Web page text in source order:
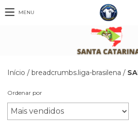
MENU
Início / breadcrumbs.liga-brasilena /
Ordenar por